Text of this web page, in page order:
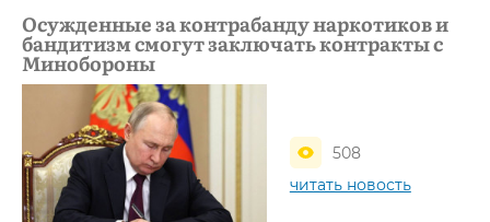
Осужденные за контрабанду наркотиков и
бандитизм смогут заключать контракты с
Минобороны
508
читать новость